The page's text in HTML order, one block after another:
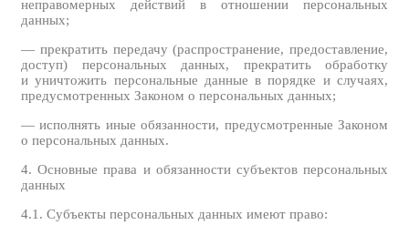
неправомерных действий в отношении персональных
данных;
— прекратить передачу (распространение, предоставление,
доступ) персональных данных, прекратить обработку
и уничтожить персональные данные в порядке и случаях,
предусмотренных Законом о персональных данных;
— исполнять иные обязанности, предусмотренные Законом
о персональных данных.
4. Основные права и обязанности субъектов персональных
данных
4.1. Субъекты персональных данных имеют право: